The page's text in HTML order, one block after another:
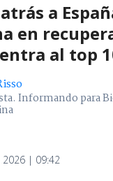
a
en
al top
Informando para
2026 | 09:42